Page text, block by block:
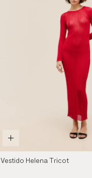
Vestido Helena Tricot